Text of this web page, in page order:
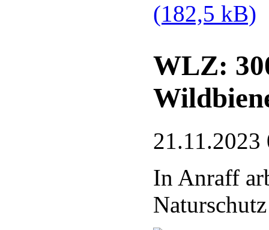
(182,5 kB)
WLZ:
21.11.2023
In Anraff